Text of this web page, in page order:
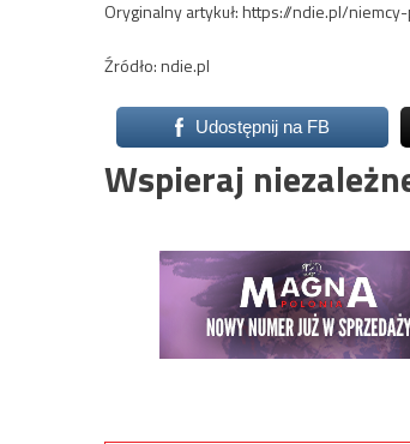
Oryginalny artykuł: https://ndie.pl/
Źródło: ndie.pl
Udostępnij na FB
Wspieraj